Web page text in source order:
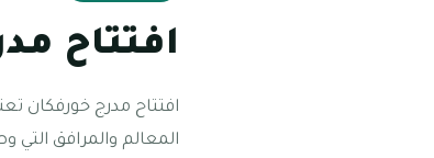
افتتاح
افتتاح مدرج خورفكان
المعالم والمرافق التي